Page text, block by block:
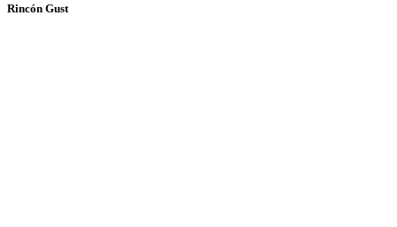
Rincón Gust